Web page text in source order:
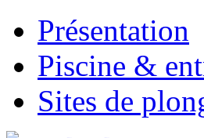
Présentation
Piscine &
Sites de